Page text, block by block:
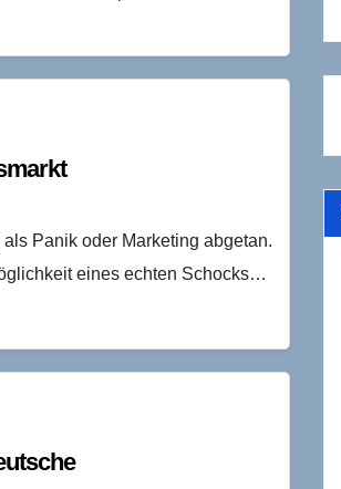
Panik oder Marketing abgetan.
eines echten Schocks…